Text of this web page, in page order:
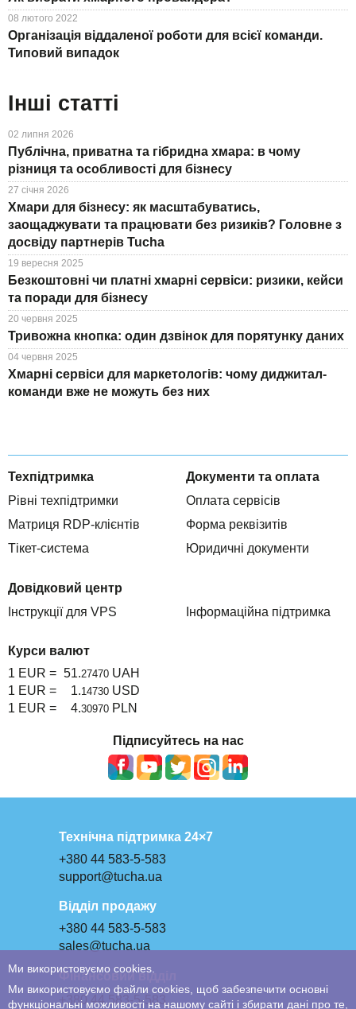
08 лютого 2022
Організація віддаленої роботи для всієї команди.
Типовий випадок
Інші статті
02 липня 2026
Публічна, приватна та гібридна хмара: в чому
різниця та особливості для бізнесу
27 січня 2026
Хмари для бізнесу: як масштабуватись,
заощаджувати та працювати без ризиків? Головне з
досвіду партнерів Tucha
19 вересня 2025
Безкоштовні чи платні хмарні сервіси: ризики, кейси
та поради для бізнесу
20 червня 2025
Тривожна кнопка: один дзвінок для порятунку даних
04 червня 2025
Хмарні сервіси для маркетологів: чому диджитал-
команди вже не можуть без них
Техпідтримка
Рівні техпідтримки
Матриця RDP-клієнтів
Тікет-система
Документи та оплата
Оплата сервісів
Форма реквізитів
Юридичні документи
Довідковий центр
Інструкції для VPS
Інформаційна підтримка
Курси валют
1 EUR = 51.27470 UAH
1 EUR =
1.14730 USD
1 EUR =
4.30970 PLN
Підписуйтесь на нас
Технічна підтримка 24×7
+380 44 583-5-583
support@tucha.ua
Відділ продажу
+380 44 583-5-583
sales@tucha.ua
Фінансовий відділ
+380 44 583-5-583
Ми використовуємо cookies.
Ми використовуємо файли cookies, щоб забезпечити основні
функціональні можливості на нашому сайті і збирати дані про те,